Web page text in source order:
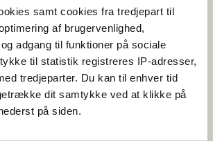
samt cookies fra tredjepart til
af brugervenlighed,
adgang til funktioner på sociale
til statistik registreres IP-adresser,
tredjeparter. Du kan til enhver tid
dit samtykke ved at klikke på
på siden.
via kontrol med fødevarer, foder,
og veterinære forhold.
33